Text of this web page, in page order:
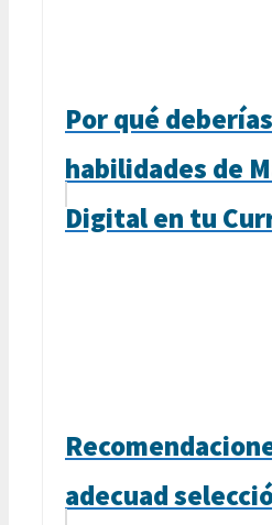
Por qué
habilidades de
Digital en tu
adecuad